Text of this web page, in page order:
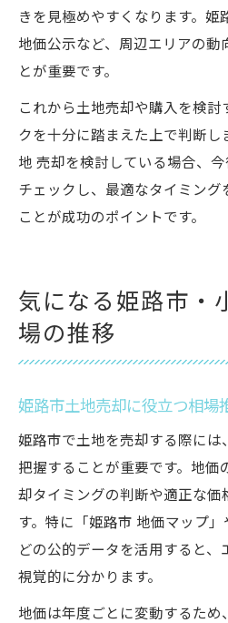
きを見極めやすくなります。姫
地価公示など、周辺エリアの動
とが重要です。
これから土地売却や購入を検
クを十分に踏まえた上で判断し
地 売却を検討している場合、
チェックし、最適なタイミング
ことが成功のポイントです。
気になる姫路市・
場の推移
姫路市土地売却に役立つ相場
姫路市で土地を売却する際には
把握することが重要です。地価
却タイミングの判断や適正な価
す。特に「姫路市 地価マップ
どの公的データを活用すると、
視覚的に分かります。
地価は年度ごとに変動するため